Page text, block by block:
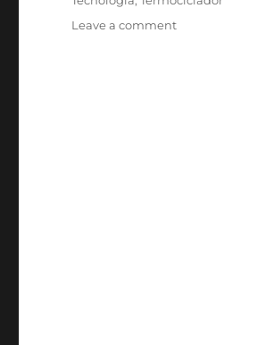
Leave a commenton